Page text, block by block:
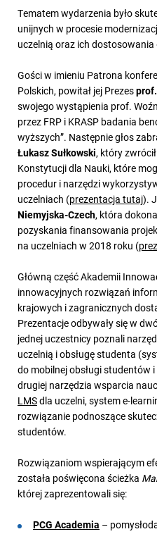
Tematem wydarzenia było
unijnych w procesie
uczelnią oraz ich
Gości w imieniu Patrona
Polskich, powitał jej Prezes
swojego wystąpienia prof.
przez FRP i KRASP badania
wyższych”. Następnie głos
Łukasz Sułkowski, który
Konstytucji dla Nauki, które
procedur i narzędzi
uczelniach (prezentacja tutaj).
Niemyjska-Czech, która
pozyskania finansowania
na uczelniach w 2018 roku (
Główną część Akademii
innowacyjnych rozwiązań
krajowych i zagranicznych
Prezentacje odbywały się w
jednej uczestnicy poznali
uczelnią i obsługę studenta
do mobilnej obsługi studentów
drugiej narzędzia wsparcia
LMSdla uczelni, system e-
rozwiązanie podnoszące
studentów.
Rozwiązaniom wspierającym
została poświęcona ścieżka
której zaprezentowali się:
PCG Academia –